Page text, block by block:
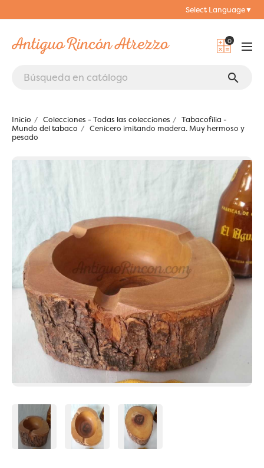
Select Language▼
0
search
Inicio Colecciones - Todas las colecciones
Tabacofília -
Mundo del tabaco
Cenicero imitando madera. Muy hermoso y
pesado